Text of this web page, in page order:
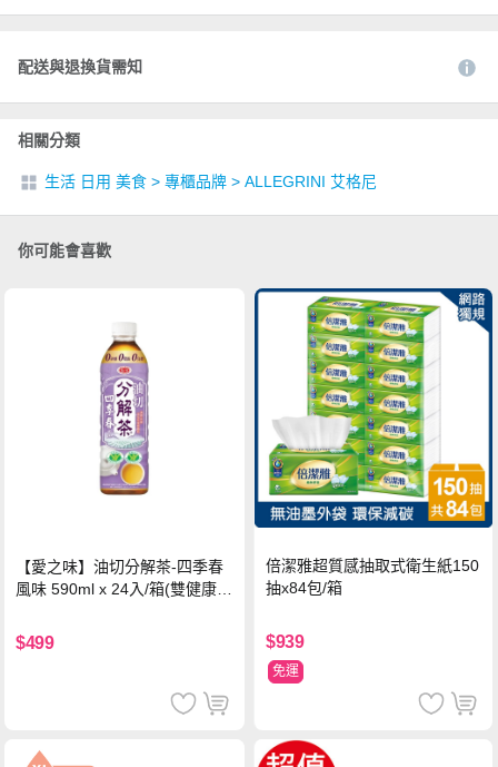
配送與退換貨需知
相關分類
生活 日用 美食 > 專櫃品牌 > ALLEGRINI 艾格尼
你可能會喜歡
【愛之味】油切分解茶-四季春
風味 590ml x 24入/箱(雙健康認
$499
倍潔雅超質感抽取式衛生紙150
抽x84包/箱
$939
免運